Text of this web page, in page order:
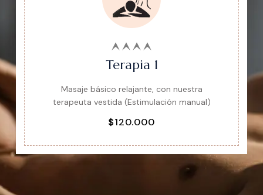
Terapia 1
Masaje básico relajante, con nuestra
terapeuta vestida (Estimulación manual)
$120.000